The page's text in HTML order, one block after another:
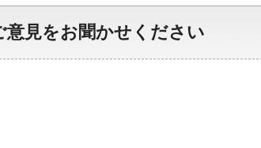
見をお聞かせください